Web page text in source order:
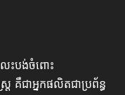
ះបង់ចំពោះ
ត្រ គឺជាអ្នកផលិតជាប្រព័ន្ធ